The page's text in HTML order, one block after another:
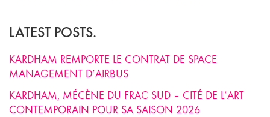
LATEST POSTS.
KARDHAM REMPORTE LE CONTRAT DE SPACE
MANAGEMENT D’AIRBUS
KARDHAM, MÉCÈNE DU FRAC SUD – CITÉ DE L’ART
CONTEMPORAIN POUR SA SAISON 2026